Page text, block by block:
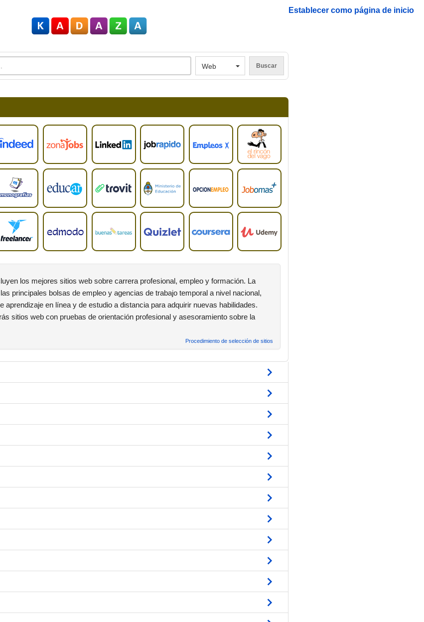
Establecer como página de inicio
WebV
los mejores sitios web sobre carrera profesional, empleo y formación. La
principales bolsas de empleo y agencias de trabajo temporal a nivel nacional,
aprendizaje en línea y de estudio a distancia para adquirir nuevas habilidades.
sitios web con pruebas de orientación profesional y asesoramiento sobre la
Procedimiento de selección de sitios